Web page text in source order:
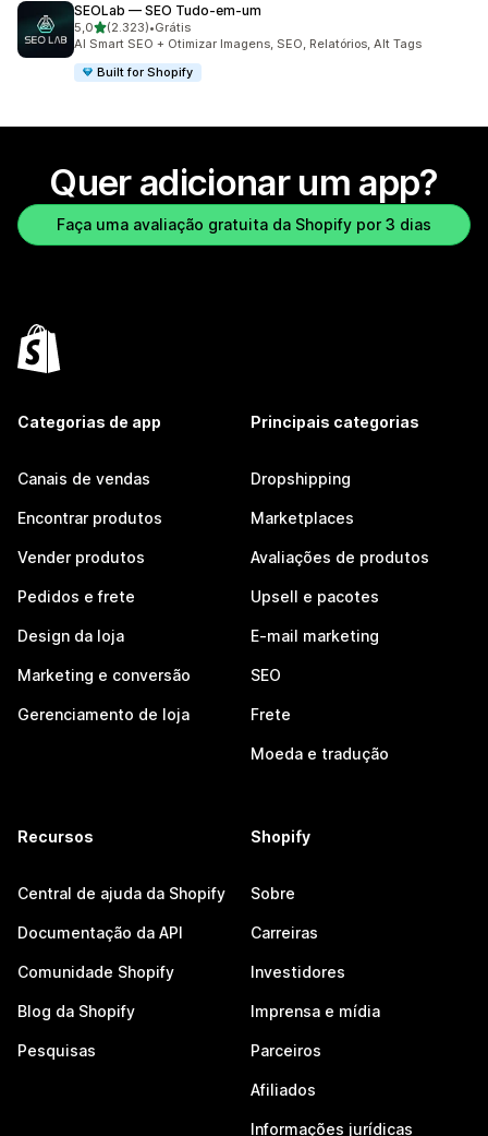
SEOLab — SEO Tudo‑em‑um
5,0de 5 estrelas
(2.323)
2323 avaliações ao todo
•Grátis
AI Smart SEO + Otimizar Imagens, SEO, Relatórios, Alt Tags
Built for Shopify
Quer adicionar um app?
Faça uma avaliação gratuita da Shopify por 3 dias
Categorias de app
Canais de vendas
Encontrar produtos
Vender produtos
Pedidos e frete
Design da loja
Marketing e conversão
Gerenciamento de loja
Principais categorias
Dropshipping
Marketplaces
Avaliações de produtos
Upsell e pacotes
E-mail marketing
SEO
Frete
Moeda e tradução
Recursos
Central de ajuda da Shopify
Documentação da API
Comunidade Shopify
Blog da Shopify
Pesquisas
Shopify
Sobre
Carreiras
Investidores
Imprensa e mídia
Parceiros
Afiliados
Informações jurídicas